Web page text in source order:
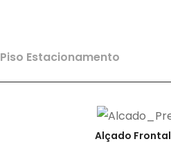
Piso Estacionamento
Alçado Frontal